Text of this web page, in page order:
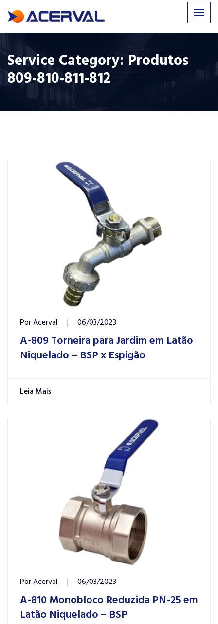
Service Category: Produtos
809-810-811-812
PorAcerval 06/03/2023
A-809 Torneira para Jardim em Latão
Niquelado – BSP x Espigão
Leia Mais
PorAcerval 06/03/2023
A-810 Monobloco Reduzida PN-25 em
Latão Niquelado – BSP